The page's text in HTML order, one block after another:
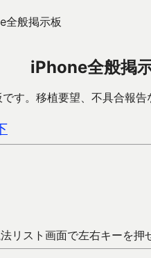
全般掲示板
iPhone全般掲
す。移植要望、不具合報告
リスト画面で左右キーを